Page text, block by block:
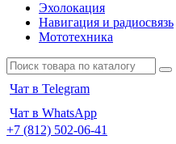
Эхолокация
Навигация и радиосвязь
Мототехника
Чат в Telegram
Чат в WhatsApp
+7 (812) 502-06-41